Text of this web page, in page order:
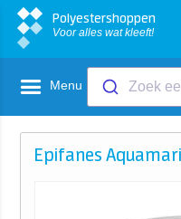
Polyestershoppen
Voor alles wat kleeft!
Menu Zoek
Epifanes